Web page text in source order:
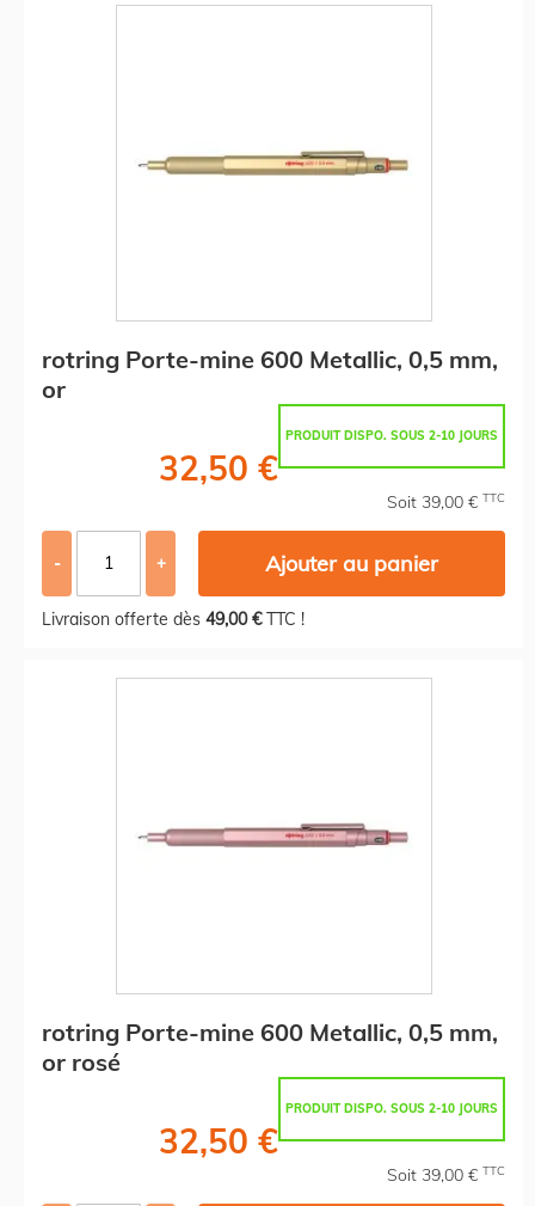
rotring Porte-mine 600 Metallic, 0,5 mm,
or
PRODUIT DISPO. SOUS 2-10 JOURS
32,50 €
Soit 39,00 € TTC
- + Ajouter au panier
Livraison offerte dès 49,00 €TTC !
rotring Porte-mine 600 Metallic, 0,5 mm,
or rosé
PRODUIT DISPO. SOUS 2-10 JOURS
32,50 €
Soit 39,00 € TTC